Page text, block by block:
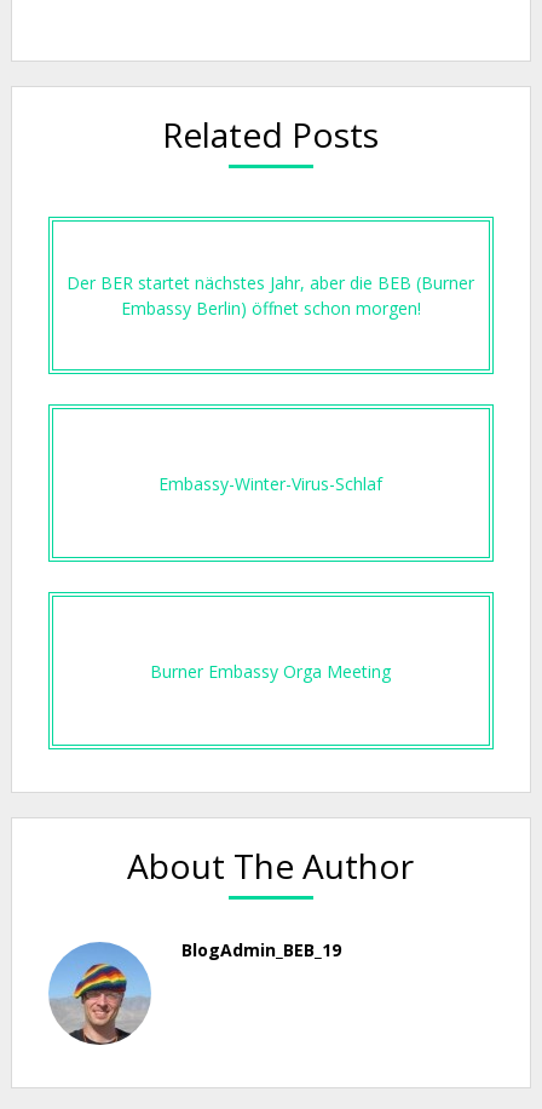
Related Posts
Der BER startet nächstes Jahr, aber die BEB (Burner
Embassy Berlin) öffnet schon morgen!
Embassy-Winter-Virus-Schlaf
Burner Embassy Orga Meeting
About The Author
BlogAdmin_BEB_19